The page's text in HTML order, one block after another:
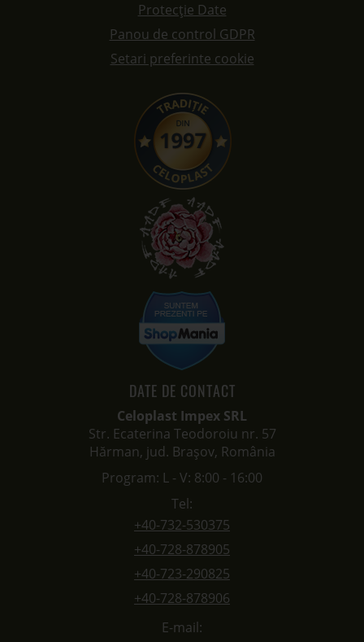
Protecție Date
Panou de control GDPR
Setari preferinte cookie
DATE DE CONTACT
Celoplast Impex SRL
Str. Ecaterina Teodoroiu nr. 57
Hărman, jud. Brașov, România
Program: L - V: 8:00 - 16:00
Tel:
+40-732-530375
+40-728-878905
+40-723-290825
+40-728-878906
E-mail: